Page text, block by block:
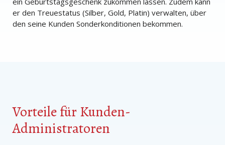
er den Treuestatus (Silber, Gold, Platin) verwalten, über
den seine Kunden Sonderkonditionen bekommen.
Vorteile für Kunden-
Administratoren